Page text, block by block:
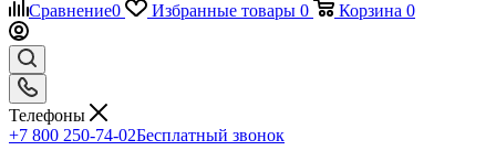
Сравнение0 Избранные товары 0 Корзина 0
Телефоны
+7 800 250-74-02Бесплатный звонок